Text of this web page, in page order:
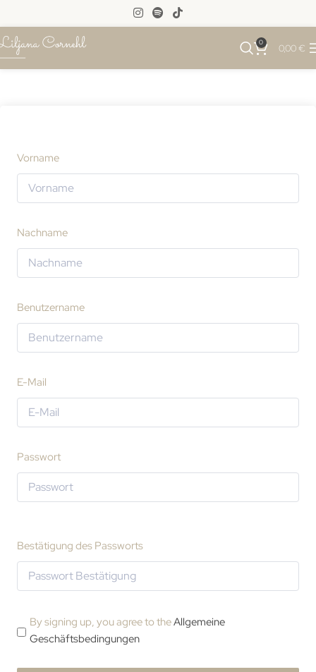
0 0,00€
Vorname
Nachname
Benutzername
E-Mail
Passwort
Bestätigung des Passworts
By signing up, you agree to theAllgemeine
Geschäftsbedingungen